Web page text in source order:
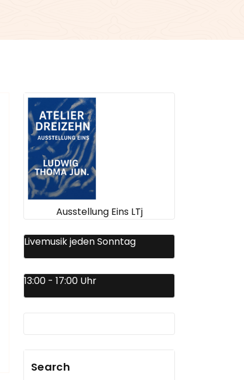
Ausstellung Eins LTj
Livemusik jeden Sonntag
13:00 - 17:00 Uhr
Search